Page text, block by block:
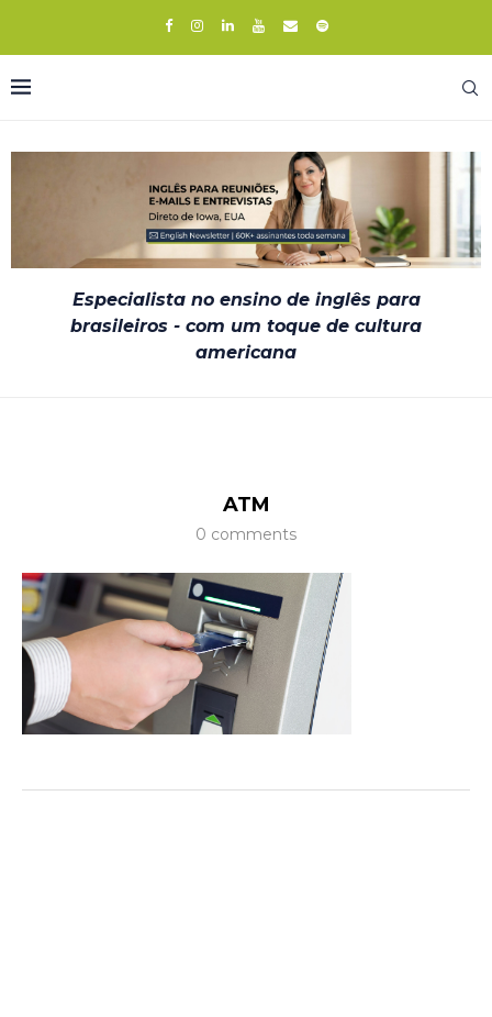
Especialista no ensino de inglês para
brasileiros - com um toque de cultura
americana
ATM
0 comments